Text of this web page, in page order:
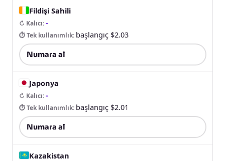
Fildişi Sahili
↻ Kalıcı:-
⏱ Tek kullanımlık: başlangıç $2.03
Numara al
Japonya
↻ Kalıcı:-
⏱ Tek kullanımlık: başlangıç $2.01
Numara al
Kazakistan